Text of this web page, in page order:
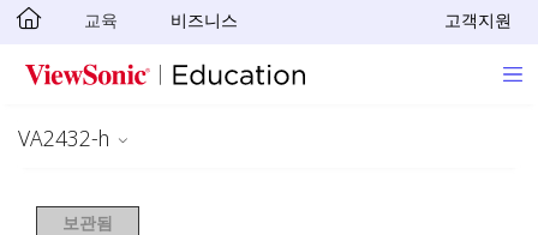
Skip to main content
교육 비즈니스 고객지원
VA2432-h
보관됨